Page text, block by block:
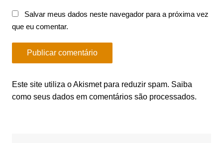
Salvar meus dados neste navegador para a próxima vez
que eu comentar.
Este site utiliza o Akismet para reduzir spam. Saiba
como seus dados em comentários são processados.